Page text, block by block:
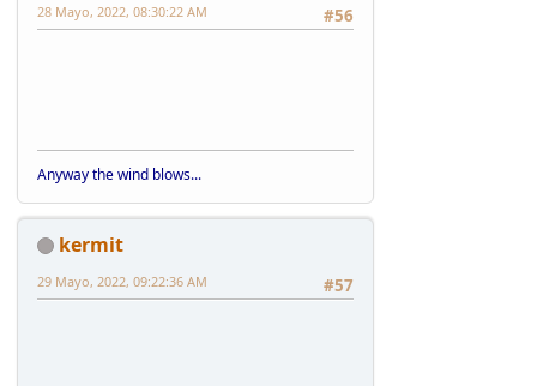
#56
28 Mayo, 2022, 08:30:22 AM
Anyway the wind blows...
kermit
#57
29 Mayo, 2022, 09:22:36 AM